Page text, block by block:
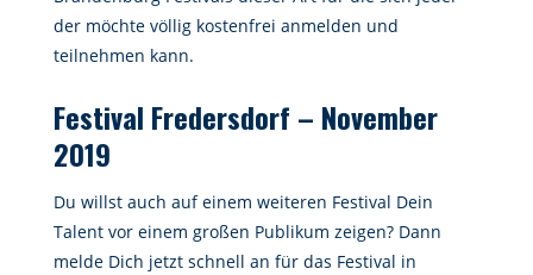
der möchte völlig kostenfrei anmelden und
teilnehmen kann.
Festival Fredersdorf – November
2019
Du willst auch auf einem weiteren Festival Dein
Talent vor einem großen Publikum zeigen? Dann
melde Dich jetzt schnell an für das Festival in